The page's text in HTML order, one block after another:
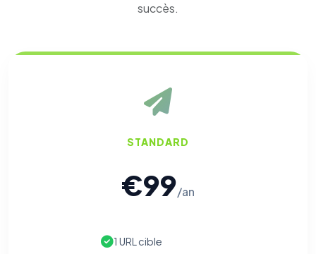
succès.
STANDARD
€99/an
1 URL cible